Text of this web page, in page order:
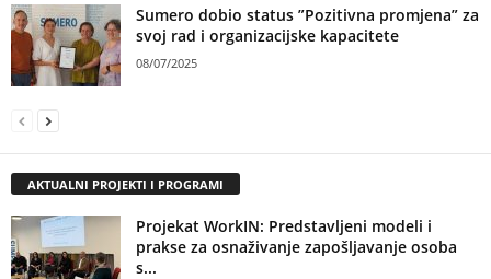
Sumero dobio status ”Pozitivna promjena” za
svoj rad i organizacijske kapacitete
08/07/2025
AKTUALNI PROJEKTI I PROGRAMI
Projekat WorkIN: Predstavljeni modeli i
prakse za osnaživanje zapošljavanje osoba
s...